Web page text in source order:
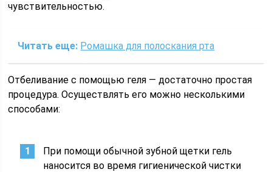
чувствительностью.
Читать еще: Ромашка для полоскания рта
Отбеливание с помощью геля — достаточно простая
процедура. Осуществлять его можно несколькими
способами:
При помощи обычной зубной щетки гель
наносится во время гигиенической чистки